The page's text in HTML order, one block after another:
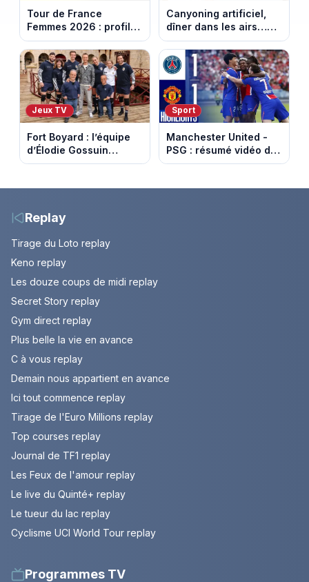
Tour de France
Femmes 2026 : profil
et horaires de la
dernière étape à Nice
Canyoning artificiel,
dîner dans les airs…
les loisirs les plus fous
passés au crible dans
Capital
Jeux TV
Fort Boyard : l’équipe
d’Élodie Gossuin
termine avec une belle
le Refuge
Sport
Manchester United -
PSG : résumé vidéo du
match amical du 8 août
Replay
Tirage du Loto replay
Keno replay
Les douze coups de midi replay
Secret Story replay
Gym direct replay
Plus belle la vie en avance
C à vous replay
Demain nous appartient en avance
Ici tout commence replay
Tirage de l'Euro Millions replay
Top courses replay
Journal de TF1 replay
Les Feux de l'amour replay
Le live du Quinté+ replay
Le tueur du lac replay
Cyclisme UCI World Tour replay
Programmes TV